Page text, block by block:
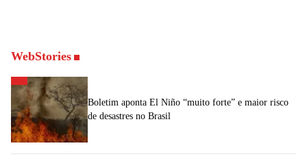
WebStories
Boletim aponta El Niño “muito forte” e maior risco
de desastres no Brasil